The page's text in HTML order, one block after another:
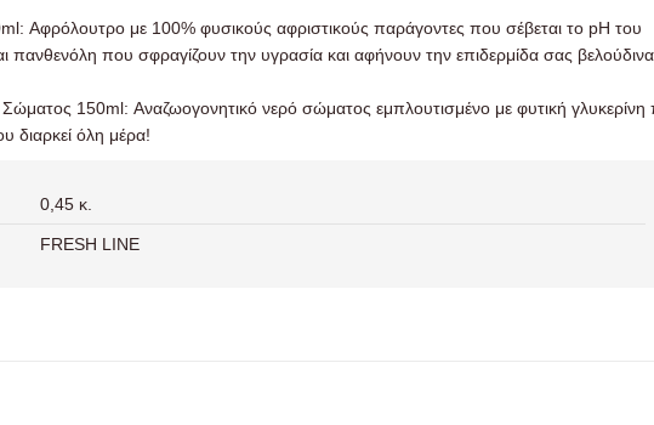
Αφρόλουτρο με 100% φυσικούς αφριστικούς παράγοντες που σέβεται το pH του
πανθενόλη που σφραγίζουν την υγρασία και αφήνουν την επιδερμίδα σας βελούδινα
150ml: Αναζωογονητικό νερό σώματος εμπλουτισμένο με φυτική γλυκερίνη
διαρκεί όλη μέρα!
0,45 κ.
FRESH LINE